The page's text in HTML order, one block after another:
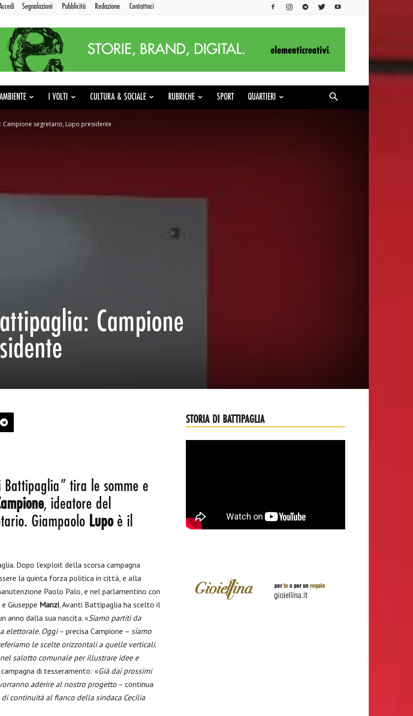
Segnalazioni Pubblicità Redazione Contattaci
AMBIENTE I VOLTI CULTURA & SOCIALE RUBRICHE SPORT QUARTIERI
Campione segretario, Lupo presidente
Campione
tira le somme e
, ideatore del
Giampaolo Lupoè il
Dopo l’exploit della scorsa campagna
la quinta forza politica in città, e alla
Paolo Palo, e nel parlamentino con
e Giuseppe Manzi, Avanti Battipaglia ha scelto il
anno dalla sua nascita. «Siamo partiti da
elettorale. Oggi– precisa Campione – siamo
le scelte orizzontali a quelle verticali.
salotto comunale per illustrare idee e
di tesseramento: «Già dai prossimi
aderire al nostro progetto – continua
continuità al fianco della sindaca Cecilia
STORIA DI BATTIPAGLIA